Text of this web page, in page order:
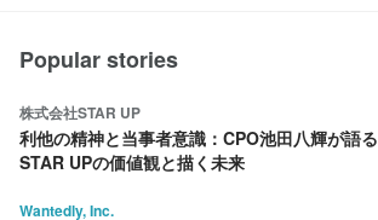
Popular stories
株式会社STAR UP
利他の精神と当事者意識：CPO池田八輝が語る
STAR UPの価値観と描く未来
Wantedly, Inc.